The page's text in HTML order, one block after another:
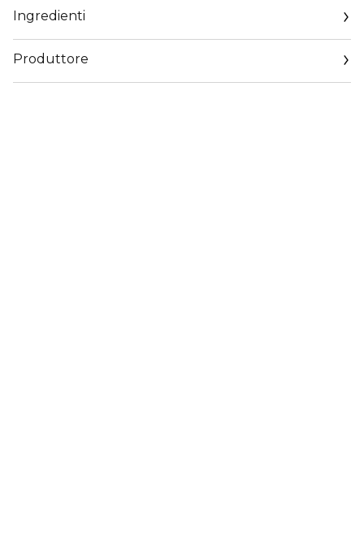
LIP FLOW PINK SYRUP 04 è un olio labbra trasparente dal
finish glossato. Scorrevole e morbido sulle labbra, si stende
facilmente per una coccola giornaliera. La coprenza è bassa
per esaltare il naturale colorito delle labbra.
Ingredienti
Produttore